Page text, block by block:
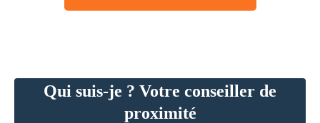
Qui suis-je ? Votre conseiller de
proximité